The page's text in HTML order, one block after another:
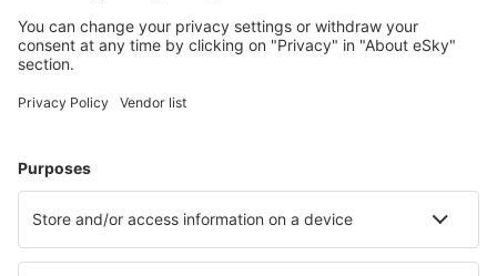
Naplánujte si cestu
Letenky
Ubytování
Let+Hotel